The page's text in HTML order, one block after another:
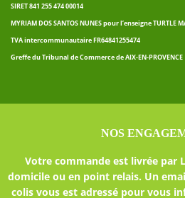
SIRET 841 255 474 00014
MYRIAM DOS SANTOS NUNES pour l’enseigne TURTLE
TVA intercommunautaire FR64841255474
Greffe du Tribunal de Commerce de AIX-EN-PROVENCE
NOS
Votre commande est livrée par
domicile ou en point relais. Un
colis vous est adressé pour vous